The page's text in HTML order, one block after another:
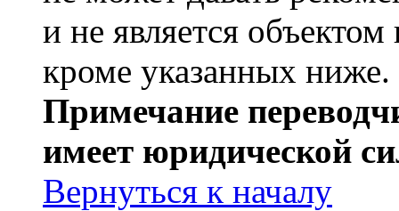
и не является
кроме указанных ниже.
Примечание
имеет юридической
Вернуться к началу